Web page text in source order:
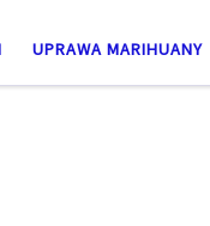
UPRAWA MARIHUANY